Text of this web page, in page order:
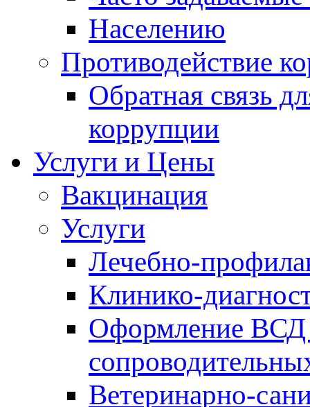
Населению
Противодействие
Обратная связь
коррупции
Услуги и Цены
Вакцинация
Услуги
Лечебно-
Клинико-
Оформление ВСД
Ветеринарно-